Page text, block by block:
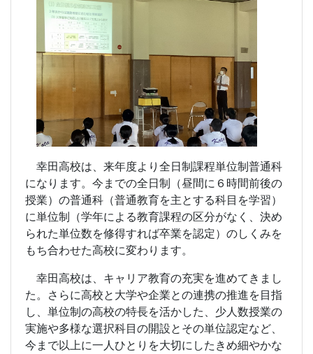
幸田高校は、来年度より全日制課程単位制普通科
になります。今までの全日制（昼間に６時間前後の
授業）の普通科（普通教育を主とする科目を学習）
に単位制（学年による教育課程の区分がなく、決め
られた単位数を修得すれば卒業を認定）のしくみを
もち合わせた高校に変わります。
幸田高校は、キャリア教育の充実を進めてきまし
た。さらに高校と大学や企業との連携の推進を目指
し、単位制の高校の特長を活かした、少人数授業の
実施や多様な選択科目の開設とその単位認定など、
今まで以上に一人ひとりを大切にしたきめ細やかな